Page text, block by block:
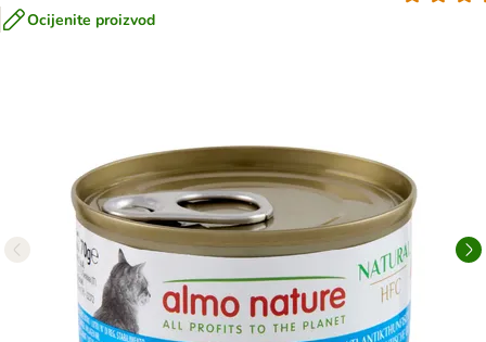
Ocijenite proizvod